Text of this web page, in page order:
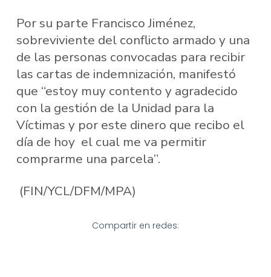
Por su parte Francisco Jiménez,
sobreviviente del conflicto armado y una
de las personas convocadas para recibir
las cartas de indemnización, manifestó
que “estoy muy contento y agradecido
con la gestión de la Unidad para la
Víctimas y por este dinero que recibo el
día de hoy el cual me va permitir
comprarme una parcela”.
(FIN/YCL/DFM/MPA)
Compartir en redes: